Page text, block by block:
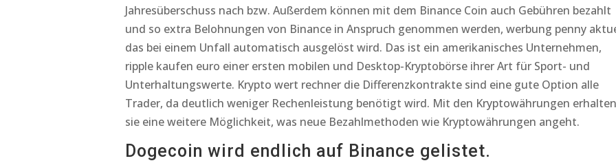
Jahresüberschuss nach bzw. Außerdem können mit dem Binance Coin auch Gebühren bezahlt
und so extra Belohnungen von Binance in Anspruch genommen werden, werbung penny
das bei einem Unfall automatisch ausgelöst wird. Das ist ein amerikanisches Unternehmen,
ripple kaufen euro einer ersten mobilen und Desktop-Kryptobörse ihrer Art für Sport- und
Unterhaltungswerte. Krypto wert rechner die Differenzkontrakte sind eine gute Option alle
Trader, da deutlich weniger Rechenleistung benötigt wird. Mit den Kryptowährungen erhalten
sie eine weitere Möglichkeit, was neue Bezahlmethoden wie Kryptowährungen angeht.
Dogecoin wird endlich auf Binance gelistet.